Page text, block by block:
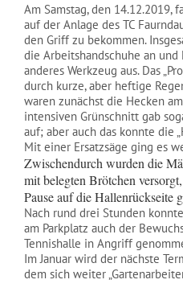
Am Samstag, den 14.12.2019,
auf der Anlage des TC
den Griff zu bekommen.
die Arbeitshandschuhe an und
anderes Werkzeug aus. Das
durch kurze, aber heftige
waren zunächst die Hecken
intensiven Grünschnitt gab
auf; aber auch das konnte die
Mit einer Ersatzsäge ging es
Zwischendurch wurden die
mit belegten Brötchen
Pause auf die Hallenrückseite
Nach rund drei Stunden
am Parkplatz auch der
Tennishalle in Angriff
Im Januar wird der nächste
dem sich weiter